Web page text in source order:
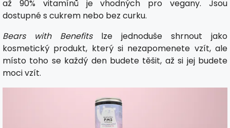
až 90% vitamínů je vhodných pro vegany. Jsou
dostupné s cukrem nebo bez curku.
Bears with Benefitslze jednoduše shrnout jako
kosmetický produkt, který si nezapomenete vzít, ale
místo toho se každý den budete těšit, až si jej budete
moci vzít.